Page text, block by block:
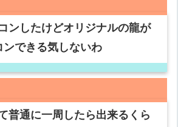
ンしたけどオリジナルの龍が
ンできる気しないわ
普通に一周したら出来るくら